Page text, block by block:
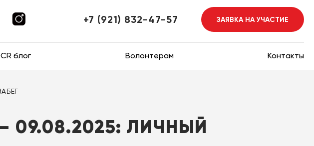
+7 (921) 832-47-57 ЗАЯВКА НА УЧАСТИЕ
блог Волонтерам Контакты
09.08.2025: ЛИЧНЫЙ